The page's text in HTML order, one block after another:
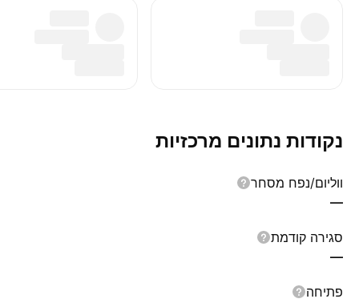
נקודות נתונים מרכזיות
ווליום/נפח מסחר
—
סגירה קודמת
—
פתיחה